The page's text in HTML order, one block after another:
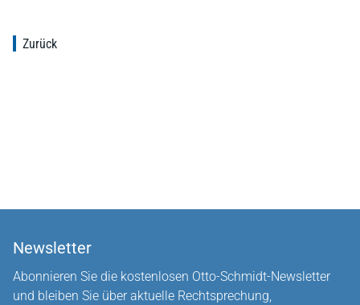
Zurück
Newsletter
Abonnieren Sie die kostenlosen Otto-Schmidt-Newsletter
und bleiben Sie über aktuelle Rechtsprechung,